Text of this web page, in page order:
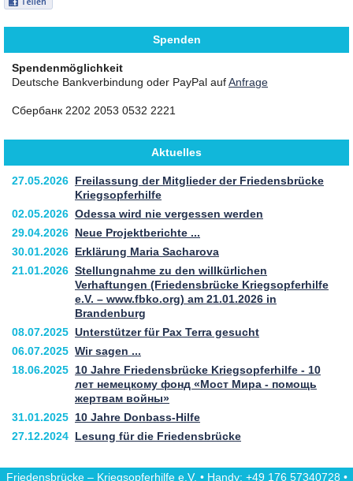
Spenden
Spendenmöglichkeit
Deutsche Bankverbindung oder PayPal aufAnfrage
Сбербанк 2202 2053 0532 2221
Aktuelles
27.05.2026 Freilassung der Mitglieder der Friedensbrücke
Kriegsopferhilfe
02.05.2026 Odessa wird nie vergessen werden
29.04.2026 Neue Projektberichte ...
30.01.2026 Erklärung Maria Sacharova
21.01.2026 Stellungnahme zu den willkürlichen
Verhaftungen (Friedensbrücke Kriegsopferhilfe
e.V. – www.fbko.org) am 21.01.2026 in
Brandenburg
08.07.2025 Unterstützer für Pax Terra gesucht
06.07.2025 Wir sagen ...
18.06.2025 10 Jahre Friedensbrücke Kriegsopferhilfe - 10
лет немецкому фонд «Мост Мира - помощь
жертвам войны»
31.01.2025 10 Jahre Donbass-Hilfe
27.12.2024 Lesung für die Friedensbrücke
Friedensbrücke – Kriegsopferhilfe e.V. • Handy: +49 176 57340728 •